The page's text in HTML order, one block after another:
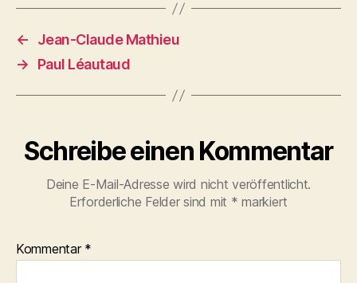
←
Jean-Claude Mathieu
→
Paul Léautaud
Schreibe einen Kommentar
Deine E-Mail-Adresse wird nicht veröffentlicht.
Erforderliche Felder sind mit * markiert
Kommentar *